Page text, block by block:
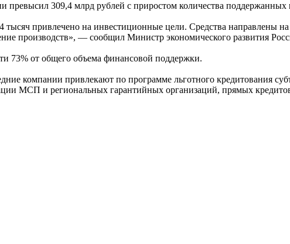
превысил 309,4 млрд рублей с приростом количества поддержанных
тысяч привлечено на инвестиционные цели. Средства направлены
производств», — сообщил Министр экономического развития
73% от общего объема финансовой поддержки.
компании привлекают по программе льготного кредитования
МСП и региональных гарантийных организаций, прямых